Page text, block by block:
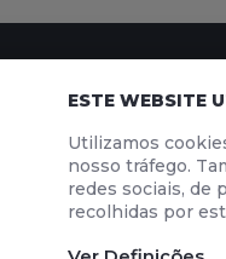
ESTE WEBSITE
Utilizamos
nosso tráfego.
redes sociais, de
recolhidas por
RODOVIÁRIA
POLÍTICA DE